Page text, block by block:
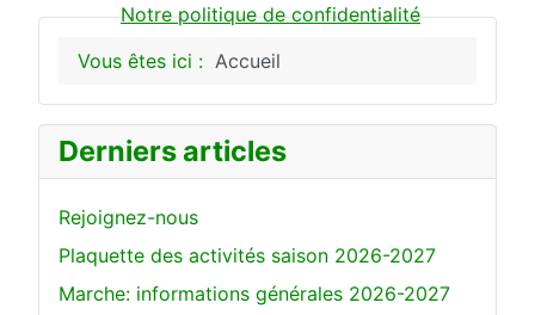
Vous êtes ici : Accueil
Derniers articles
Rejoignez-nous
Plaquette des activités saison 2026-2027
Marche: informations générales 2026-2027
Notre politique de confidentialité